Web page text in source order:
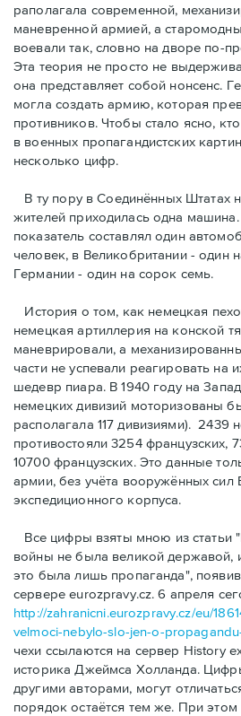
раполагала современной,
маневренной армией, а
воевали так, словно на дворе по-
Эта теория не просто не
она представляет собой нонсенс.
могла создать армию, которая
противников. Чтобы стало ясно,
в военных пропагандистских
несколько цифр.
В ту пору в Соединённых Штатах
жителей приходилась одна
показатель составлял один
человек, в Великобритании - один
Германии - один на сорок семь.
История о том, как немецкая
немeцкая артиллерия на конской
маневрировали, а
части не успевали реагировать на
шедевр пиара. В 1940 году на
немецких дивизий моторизованы
располагала 117 дивизиями). 2439
противостояли 3254 французских,
10700 французских. Это данные
армии, без учёта вооружённых сил
экспедиционного корпуса.
Bсе цифры взяты мною из статьи
войны не была великой державой,
это была лишь пропаганда",
сервере eurozpravy.cz. 6 апреля
http://zahranicni.eurozpravy.cz/eu/
velmoci-nebylo-slo-jen-o-
чехи ссылаются на сервер History
историка Джеймса Холланда.
другими авторами, могут
порядок остаётся тем же. При